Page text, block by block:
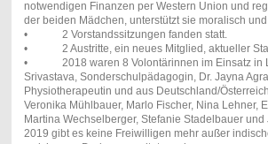
notwendigen Finanzen per Western Union und
der beiden Mädchen, unterstützt sie moralisch
• 2 Vorstandssitzungen fanden statt.
• 2 Austritte, ein neues Mitglied, aktueller
• 2018 waren 8 Volontärinnen im Einsatz in
Srivastava, Sonderschulpädagogin, Dr. Jayna
Physiotherapeutin und aus Deutschland/
Veronika Mühlbauer, Marlo Fischer, Nina Lehner,
Martina Wechselberger, Stefanie Stadelbauer und
2019 gibt es keine Freiwilligen mehr außer